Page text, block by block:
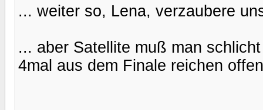
... weiter so, Lena, verzaubere
... aber Satellite muß man
4mal aus dem Finale reichen